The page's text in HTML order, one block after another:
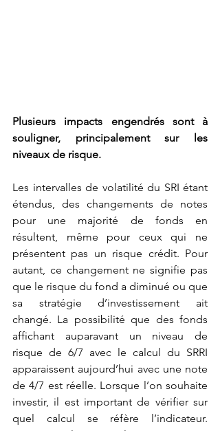
Plusieurs impacts engendrés sont à
souligner, principalement sur les
niveaux de risque.
Les intervalles de volatilité du SRI étant
étendus, des changements de notes
pour une majorité de fonds en
résultent, même pour ceux qui ne
présentent pas un risque crédit. Pour
autant, ce changement ne signifie pas
que le risque du fond a diminué ou que
sa stratégie d’investissement ait
changé. La possibilité que des fonds
affichant auparavant un niveau de
risque de 6/7 avec le calcul du SRRI
apparaissent aujourd’hui avec une note
de 4/7 est réelle. Lorsque l’on souhaite
investir, il est important de vérifier sur
quel calcul se réfère l’indicateur.